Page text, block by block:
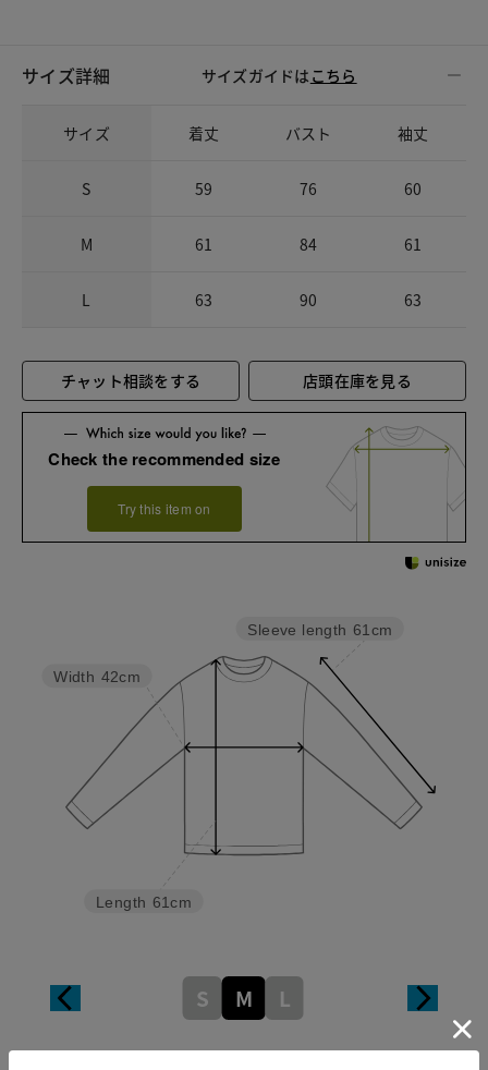
サイズ詳細 サイズガイドは こちら
サイズ 着丈 バスト 袖丈
S 59 76 60
M 61 84 61
L 63 90 63
チャット相談をする 店頭在庫を見る
Check the recommended size
Try this item on
Sleeve length 61cm
Length 61cm
Width 42cm
S M L